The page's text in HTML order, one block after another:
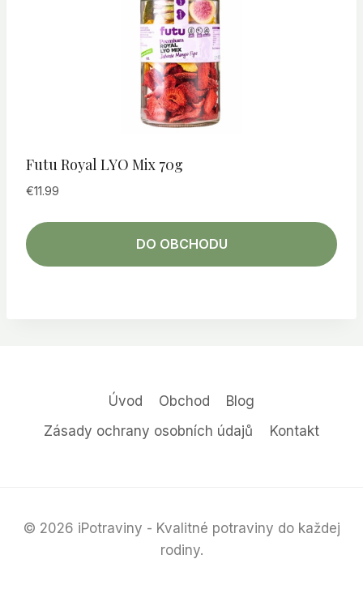
Futu Royal LYO Mix 70g
€11.99
DO OBCHODU
Úvod Obchod
Blog
Zásady ochrany osobních údajů
Kontakt
© 2026 iPotraviny - Kvalitné potraviny do každej
rodiny.